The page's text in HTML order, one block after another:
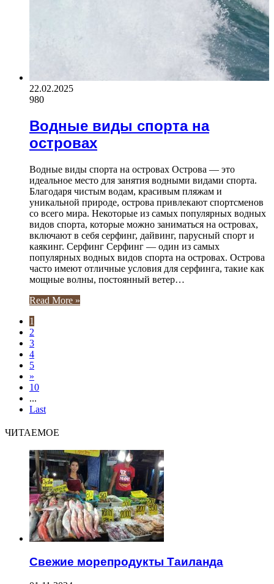
22.02.2025
980
Водные виды спорта на
островах
Водные виды спорта на островах Острова — это
идеальное место для занятия водными видами спорта.
Благодаря чистым водам, красивым пляжам и
уникальной природе, острова привлекают спортсменов
со всего мира. Некоторые из самых популярных водных
видов спорта, которые можно заниматься на островах,
включают в себя серфинг, дайвинг, парусный спорт и
каякинг. Серфинг Серфинг — один из самых
популярных водных видов спорта на островах. Острова
часто имеют отличные условия для серфинга, такие как
мощные волны, постоянный ветер…
Read More »
1
2
3
4
5
»
10
...
Last
ЧИТАЕМОЕ
Свежие морепродукты Таиланда